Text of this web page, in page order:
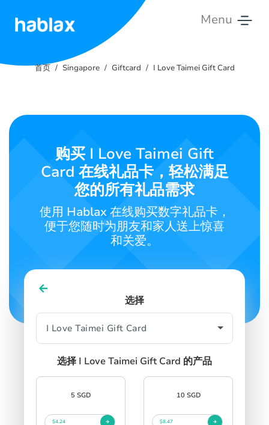
Menu
服
SIGN INSIGN UP
首页 Singapore Giftcard I Love Taimei Gift Card
购买 I Love Taimei Gift
Card 在线礼品卡，轻松满足
您的所有礼品需求
使用 Hablax 在线购买数字礼品卡，
便于您随时为朋友和家人送上惊喜
和关爱。
选择
选择 I Love Taimei Gift Card 的产品
5 SGD
$4.24
10 SGD
$8.47